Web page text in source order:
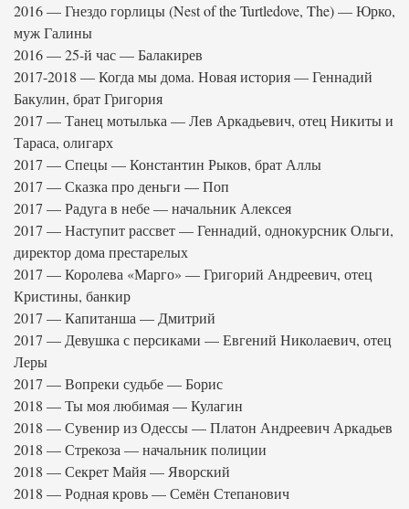
2016 — Гнездо горлицы (Nest of the Turtledove, The) — Юрко,
муж Галины
2016 — 25-й час — Балакирев
2017-2018 — Когда мы дома. Новая история — Геннадий
Бакулин, брат Григория
2017 — Танец мотылька — Лев Аркадьевич, отец Никиты и
Тараса, олигарх
2017 — Спецы — Константин Рыков, брат Аллы
2017 — Сказка про деньги — Поп
2017 — Радуга в небе — начальник Алексея
2017 — Наступит рассвет — Геннадий, однокурсник Ольги,
директор дома престарелых
2017 — Королева «Марго» — Григорий Андреевич, отец
Кристины, банкир
2017 — Капитанша — Дмитрий
2017 — Девушка с персиками — Евгений Николаевич, отец
Леры
2017 — Вопреки судьбе — Борис
2018 — Ты моя любимая — Кулагин
2018 — Сувенир из Одессы — Платон Андреевич Аркадьев
2018 — Стрекоза — начальник полиции
2018 — Секрет Майя — Яворский
2018 — Родная кровь — Семён Степанович